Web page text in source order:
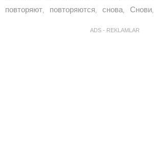
повторяют, повторяются, снова, Снови,
ADS - REKLAMLAR